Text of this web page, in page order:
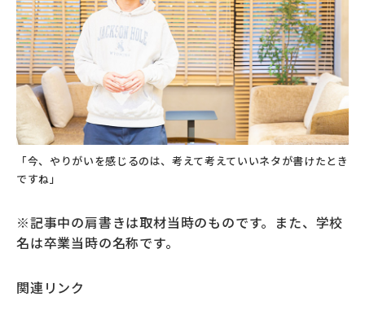
「今、やりがいを感じるのは、考えて考えていいネタが書けたとき
ですね」
※記事中の肩書きは取材当時のものです。また、学校
名は卒業当時の名称です。
関連リンク